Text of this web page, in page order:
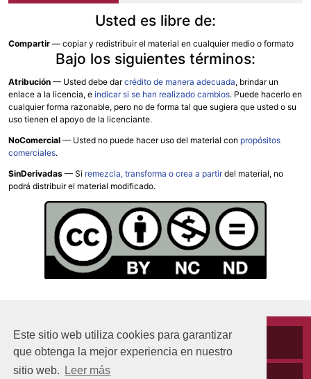
Este sitio web utiliza cookies para garantizar
que obtenga la mejor experiencia en nuestro
sitio web.
Leer más
Usted es libre de:
Compartir — copiar y redistribuir el material en cualquier medio o formato
Bajo los siguientes términos:
Atribución — Usted debe darcrédito de manera adecuada, brindar un
enlace a la licencia, e indicar si se han realizado cambios. Puede hacerlo en
cualquier forma razonable, pero no de forma tal que sugiera que usted o su
uso tienen el apoyo de la licenciante.
NoComercial — Usted no puede hacer uso del material con propósitos
comerciales.
SinDerivadas — Si remezcla, transforma o crea a partirdel material, no
podrá distribuir el material modificado.
Cookies